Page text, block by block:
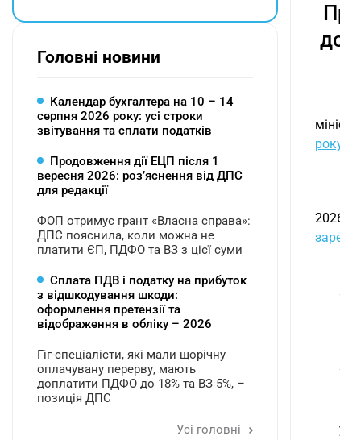
Головні новини
Календар бухгалтера на 10 – 14
серпня 2026 року: усі строки
звітування та сплати податків
Продовження дії ЕЦП після 1
вересня 2026: розʼяснення від ДПС
для редакції
ФОП отримує грант «Власна справа»:
ДПС пояснила, коли можна не
платити ЄП, ПДФО та ВЗ з цієї суми
Сплата ПДВ і податку на прибуток
з відшкодування шкоди:
оформлення претензії та
відображення в обліку – 2026
Гіг-спеціалісти, які мали щорічну
оплачувану перерву, мають
доплатити ПДФО до 18% та ВЗ 5%, –
позиція ДПС
Усі головні